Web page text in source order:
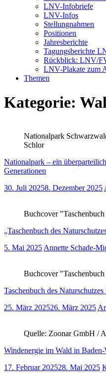
LNV-Infobriefe
LNV-Infos
Stellungnahmen
Positionen
Jahresberichte
Tagungsberichte
Rückblick: LNV/
LNV-Plakate zum
Themen
Kategorie:
Nationalpark
Schlor
Nationalpark – ein
Generationen
30. Juli 20258. Dezember 2025
Buchcover
„Taschenbuch des
5. Mai 2025 Annette Schade-
Buchcover
Taschenbuch des
25. März 202526. März 2025
Quelle: Zoonar GmbH /
Windenergie im Wald in
17. Februar 202528. Mai 2025